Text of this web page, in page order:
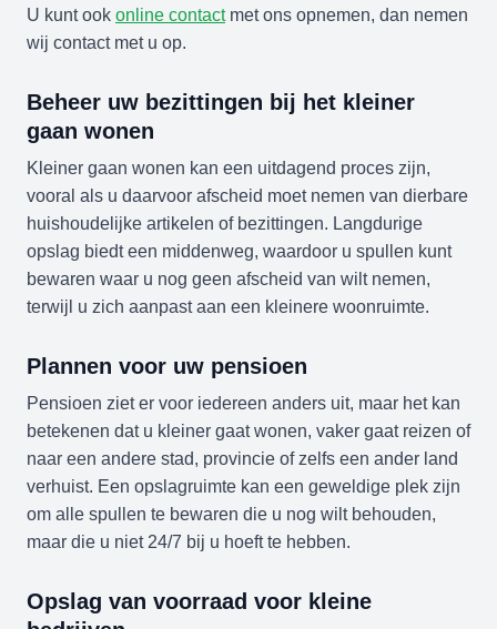
U kunt ook online contactmet ons opnemen, dan nemen
wij contact met u op.
Beheer uw bezittingen bij het kleiner
gaan wonen
Kleiner gaan wonen kan een uitdagend proces zijn,
vooral als u daarvoor afscheid moet nemen van dierbare
huishoudelijke artikelen of bezittingen. Langdurige
opslag biedt een middenweg, waardoor u spullen kunt
bewaren waar u nog geen afscheid van wilt nemen,
terwijl u zich aanpast aan een kleinere woonruimte.
Plannen voor uw pensioen
Pensioen ziet er voor iedereen anders uit, maar het kan
betekenen dat u kleiner gaat wonen, vaker gaat reizen of
naar een andere stad, provincie of zelfs een ander land
verhuist. Een opslagruimte kan een geweldige plek zijn
om alle spullen te bewaren die u nog wilt behouden,
maar die u niet 24/7 bij u hoeft te hebben.
Opslag van voorraad voor kleine